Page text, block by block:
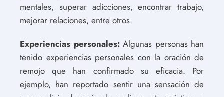
mentales, superar adicciones, encontrar trabajo,
mejorar relaciones, entre otros.
Experiencias personales:Algunas personas han
tenido experiencias personales con la oración de
remojo que han confirmado su eficacia. Por
ejemplo, han reportado sentir una sensación de